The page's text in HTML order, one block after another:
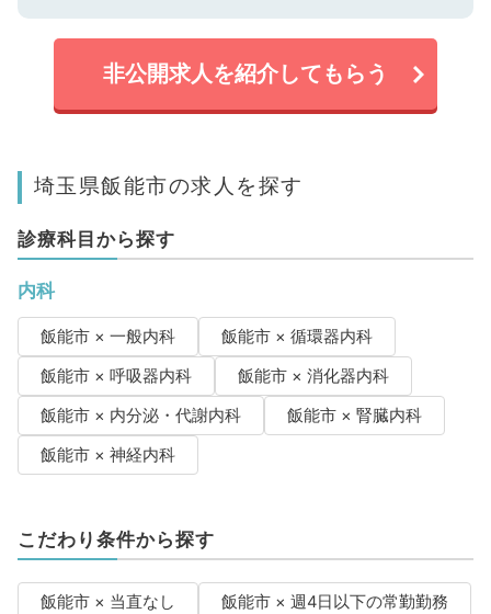
非公開求人を紹介してもらう
埼玉県飯能市の求人を探す
診療科目から探す
内科
飯能市 × 一般内科
飯能市 × 循環器内科
飯能市 × 呼吸器内科
飯能市 × 消化器内科
飯能市 × 内分泌・代謝内科
飯能市 × 腎臓内科
飯能市 × 神経内科
こだわり条件から探す
飯能市 × 当直なし
飯能市 × 週4日以下の常勤勤務